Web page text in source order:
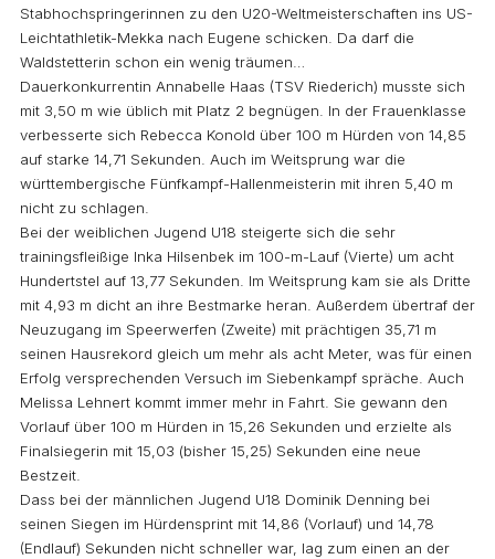
Stabhochspringerinnen zu den U20-Weltmeisterschaften ins US-
Leichtathletik-Mekka nach Eugene schicken. Da darf die
Waldstetterin schon ein wenig träumen…
Dauerkonkurrentin Annabelle Haas (TSV Riederich) musste sich
mit 3,50 m wie üblich mit Platz 2 begnügen. In der Frauenklasse
verbesserte sich Rebecca Konold über 100 m Hürden von 14,85
auf starke 14,71 Sekunden. Auch im Weitsprung war die
württembergische Fünfkampf-Hallenmeisterin mit ihren 5,40 m
nicht zu schlagen.
Bei der weiblichen Jugend U18 steigerte sich die sehr
trainingsfleißige Inka Hilsenbek im 100-m-Lauf (Vierte) um acht
Hundertstel auf 13,77 Sekunden. Im Weitsprung kam sie als Dritte
mit 4,93 m dicht an ihre Bestmarke heran. Außerdem übertraf der
Neuzugang im Speerwerfen (Zweite) mit prächtigen 35,71 m
seinen Hausrekord gleich um mehr als acht Meter, was für einen
Erfolg versprechenden Versuch im Siebenkampf spräche. Auch
Melissa Lehnert kommt immer mehr in Fahrt. Sie gewann den
Vorlauf über 100 m Hürden in 15,26 Sekunden und erzielte als
Finalsiegerin mit 15,03 (bisher 15,25) Sekunden eine neue
Bestzeit.
Dass bei der männlichen Jugend U18 Dominik Denning bei
seinen Siegen im Hürdensprint mit 14,86 (Vorlauf) und 14,78
(Endlauf) Sekunden nicht schneller war, lag zum einen an der